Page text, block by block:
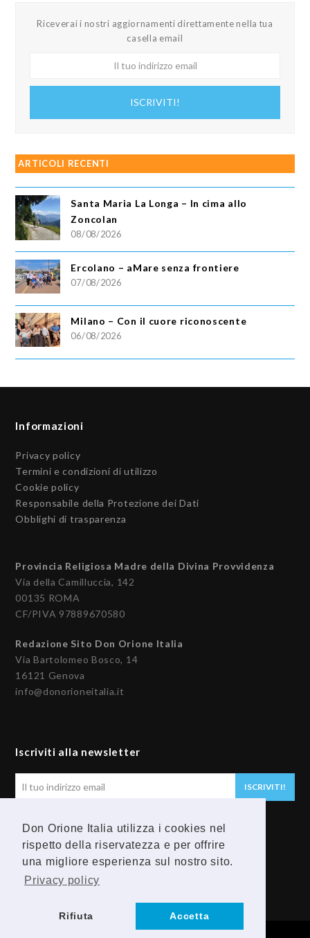
Don Orione Italia utilizza i cookies nel
rispetto della riservatezza e per offrire
una migliore esperienza sul nostro sito.
Privacy policy
Rifiuta Accetta
Riceverai i nostri aggiornamenti direttamente nella tua
casella email
ISCRIVITI!
ARTICOLI RECENTI
Santa Maria La Longa – In cima allo
Zoncolan
08/08/2026
Ercolano – aMare senza frontiere
07/08/2026
Milano – Con il cuore riconoscente
06/08/2026
Informazioni
Privacy policy
Termini e condizioni di utilizzo
Cookie policy
Responsabile della Protezione dei Dati
Obblighi di trasparenza
Provincia Religiosa Madre della Divina Provvidenza
Via della Camilluccia, 142
00135 ROMA
CF/PIVA 97889670580
Redazione Sito Don Orione Italia
Via Bartolomeo Bosco, 14
16121 Genova
info@donorioneitalia.it
Iscriviti alla newsletter
email
ISCRIVITI!
Seguici
F
u